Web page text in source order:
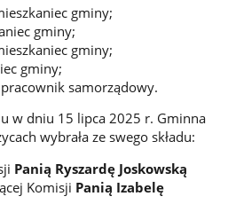
gminy;
gminy;
gminy;
gminy;
pracownik samorządowy.
w dniu 15 lipca 2025 r. Gminna
wybrała ze swego składu:
Panią Ryszardę Joskowską
Komisji Panią Izabelę